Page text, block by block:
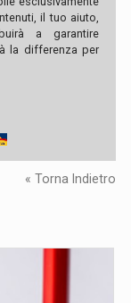
il tuo aiuto,
a garantire
la differenza per
« Torna Indietro